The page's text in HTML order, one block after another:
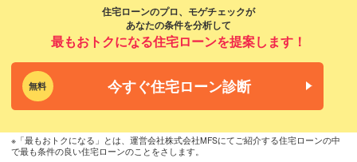
住宅ローンのプロ、モゲチェックが
あなたの条件を分析して
最もおトクになる住宅ローンを提案します！
無料 今すぐ住宅ローン診断
※「最もおトクになる」とは、運営会社株式会社MFSにてご紹介する住宅ローンの中
で最も条件の良い住宅ローンのことをさします。